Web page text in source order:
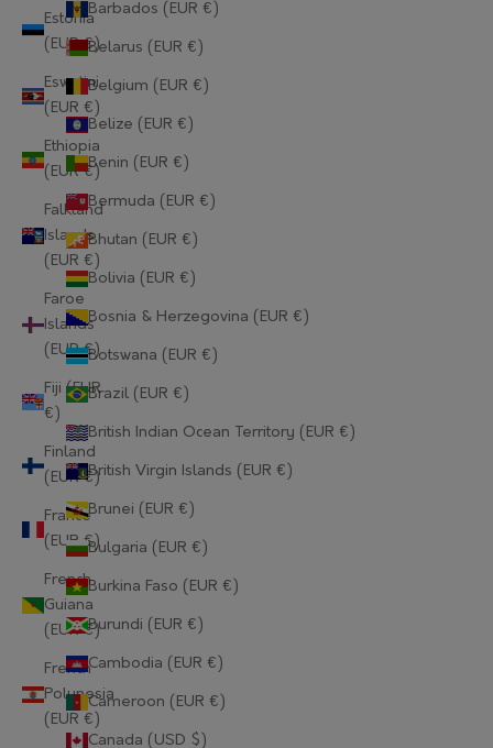
Estonia
(EUR €)
Eswatini
(EUR €)
Ethiopia
(EUR €)
Falkland
Islands
(EUR €)
Faroe
Islands
(EUR €)
Fiji (EUR
€)
Finland
(EUR €)
France
(EUR €)
French
Guiana
(EUR €)
French
Polynesia
(EUR €)
Barbados (EUR €)
Belarus (EUR €)
Belgium (EUR €)
Belize (EUR €)
Benin (EUR €)
Bermuda (EUR €)
Bhutan (EUR €)
Bolivia (EUR €)
Bosnia & Herzegovina (EUR €)
Botswana (EUR €)
Brazil (EUR €)
British Indian Ocean Territory (EUR €)
British Virgin Islands (EUR €)
Brunei (EUR €)
Bulgaria (EUR €)
Burkina Faso (EUR €)
Burundi (EUR €)
Cambodia (EUR €)
Cameroon (EUR €)
Canada (USD $)